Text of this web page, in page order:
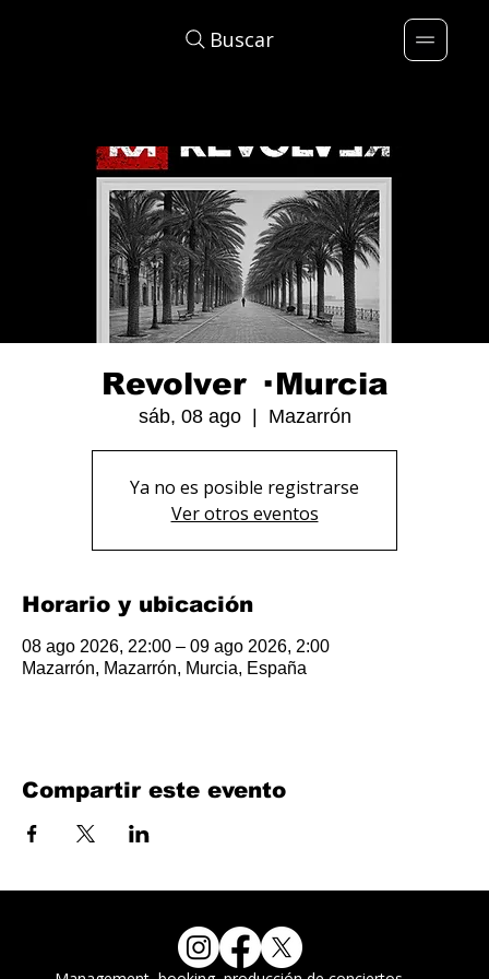
Buscar
Revolver · Murcia
sáb, 08 ago
  |
Mazarrón
Ya no es posible registrarse
Ver otros eventos
Horario y ubicación
08 ago 2026, 22:00 – 09 ago 2026, 2:00
Mazarrón, Mazarrón, Murcia, España
Compartir este evento